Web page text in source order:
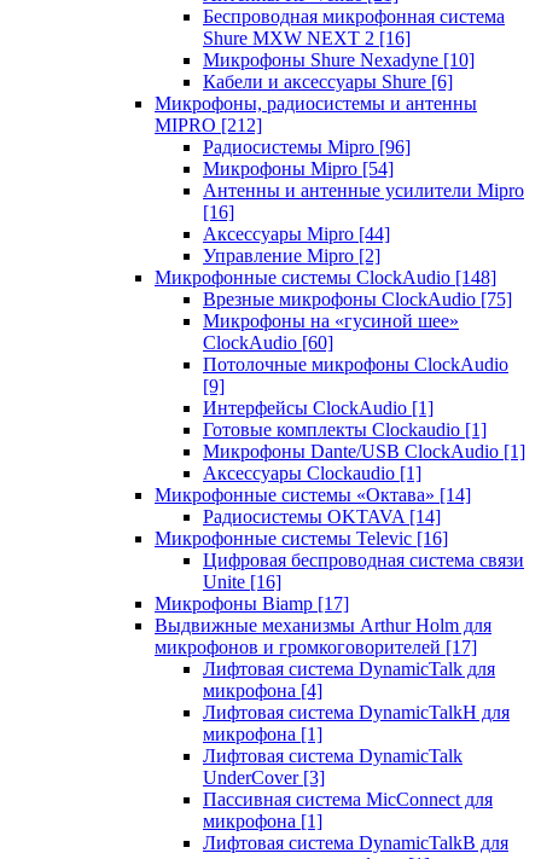
Беспроводная микрофонная система
Shure MXW NEXT 2 [16]
Микрофоны Shure Nexadyne [10]
Кабели и аксессуары Shure [6]
Микрофоны, радиосистемы и антенны
MIPRO [212]
Радиосистемы Mipro [96]
Микрофоны Mipro [54]
Антенны и антенные усилители Mipro
[16]
Аксессуары Mipro [44]
Управление Mipro [2]
Микрофонные системы ClockAudio [148]
Врезные микрофоны ClockAudio [75]
Микрофоны на «гусиной шее»
ClockAudio [60]
Потолочные микрофоны ClockAudio
[9]
Интерфейсы ClockAudio [1]
Готовые комплекты Clockaudio [1]
Микрофоны Dante/USB ClockAudio [1]
Аксессуары Clockaudio [1]
Микрофонные системы «Октава» [14]
Радиосистемы OKTAVA [14]
Микрофонные системы Televic [16]
Цифровая беспроводная система связи
Unite [16]
Микрофоны Biamp [17]
Выдвижные механизмы Arthur Holm для
микрофонов и громкоговорителей [17]
Лифтовая система DynamicTalk для
микрофона [4]
Лифтовая система DynamicTalkH для
микрофона [1]
Лифтовая система DynamicTalk
UnderCover [3]
Пассивная система MicConnect для
микрофона [1]
Лифтовая система DynamicTalkB для